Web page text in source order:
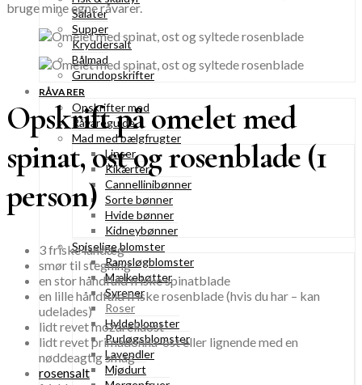
Salater
Supper
Kryddersalt
Bålmad
Grundopskrifter
RÅVARER
Opskrifter med
Råvareguide
Mad med bælgfrugter
Linser
Kikærter
Cannellinibønner
Sorte bønner
Hvide bønner
Kidneybønner
Spiselige blomster
Ramsløgblomster
Mælkebøtter
Syrener
Roser
Hyldeblomster
Purløgsblomster
Lavendler
Mjødurt
bruge mine egne råvarer.
Opskrift på omelet med
spinat, ost og rosenblade (1
person)
3 friske landæg
smør til stegning
en stor håndfuld friske spinatblade
en lille håndfuld friske rosenblade (hvis du har – kan
udelades)
lidt revet mozarellaost
lidt revet primadonna-ost eller lignende med en
nøddeagtig smag
rosensalt